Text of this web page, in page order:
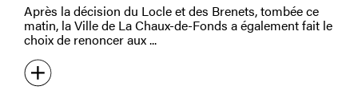
Après la décision du Locle et des Brenets, tombée ce
matin, la Ville de La Chaux-de-Fonds a également fait le
choix de renoncer aux